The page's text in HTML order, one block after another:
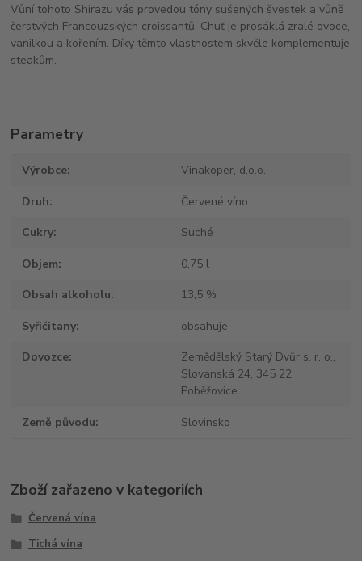
Vůní tohoto Shirazu vás provedou tóny sušených švestek a vůně
čerstvých Francouzských croissantů. Chuť je prosáklá zralé ovoce,
vanilkou a kořením. Díky těmto vlastnostem skvěle komplementuje
steakům.
Parametry
Výrobce Vinakoper, d.o.o.
Druh Červené víno
Cukry Suché
Objem 0,75 l
Obsah alkoholu 13,5 %
Syřičitany obsahuje
Dovozce
Zemědělský Starý Dvůr s. r. o.,
Slovanská 24, 345 22
Poběžovice
Země původu Slovinsko
Zboží zařazeno v kategoriích
Červená vína
Tichá vína